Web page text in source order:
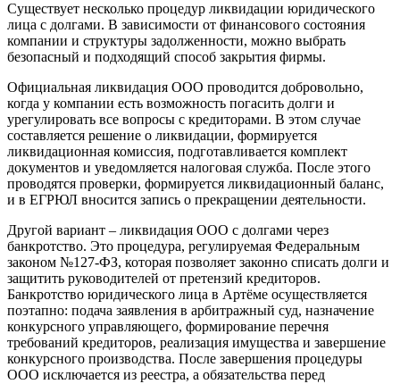
Существует несколько процедур ликвидации юридического
лица с долгами. В зависимости от финансового состояния
компании и структуры задолженности, можно выбрать
безопасный и подходящий способ закрытия фирмы.
Официальная ликвидация ООО проводится добровольно,
когда у компании есть возможность погасить долги и
урегулировать все вопросы с кредиторами. В этом случае
составляется решение о ликвидации, формируется
ликвидационная комиссия, подготавливается комплект
документов и уведомляется налоговая служба. После этого
проводятся проверки, формируется ликвидационный баланс,
и в ЕГРЮЛ вносится запись о прекращении деятельности.
Другой вариант – ликвидация ООО с долгами через
банкротство. Это процедура, регулируемая Федеральным
законом №127-ФЗ, которая позволяет законно списать долги и
защитить руководителей от претензий кредиторов.
Банкротство юридического лица в Артёме осуществляется
поэтапно: подача заявления в арбитражный суд, назначение
конкурсного управляющего, формирование перечня
требований кредиторов, реализация имущества и завершение
конкурсного производства. После завершения процедуры
ООО исключается из реестра, а обязательства перед